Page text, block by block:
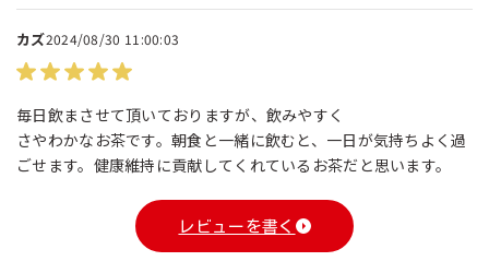
カズ2024/08/30 11:00:03
毎日飲まさせて頂いておりますが、飲みやすく
さやわかなお茶です。朝食と一緒に飲むと、一日が気持ちよく過
ごせます。健康維持に貢献してくれているお茶だと思います。
レビューを書く